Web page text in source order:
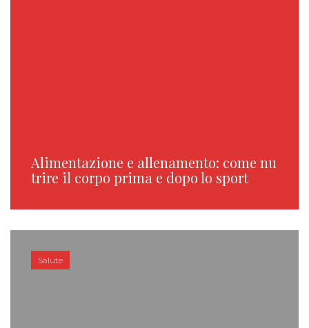
Alimentazione e allenamento: come nu
trire il corpo prima e dopo lo sport
Salute